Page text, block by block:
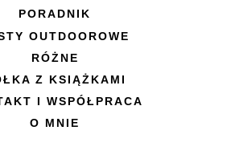
PORADNIK
OUTDOOROWE
RÓŻNE
Z KSIĄŻKAMI
I WSPÓŁPRACA
O MNIE